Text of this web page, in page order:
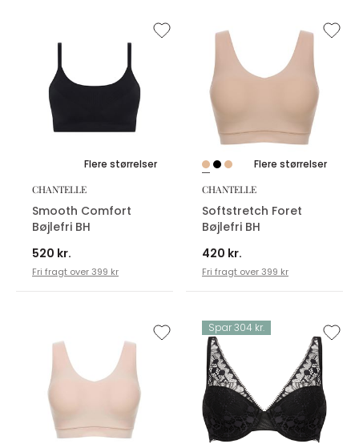
Flere størrelser
CHANTELLE
Smooth Comfort
Bøjlefri BH
520 kr.
Fri fragt over 399 kr
Flere størrelser
CHANTELLE
Softstretch Foret
Bøjlefri BH
420 kr.
Fri fragt over 399 kr
Spar 304 kr.